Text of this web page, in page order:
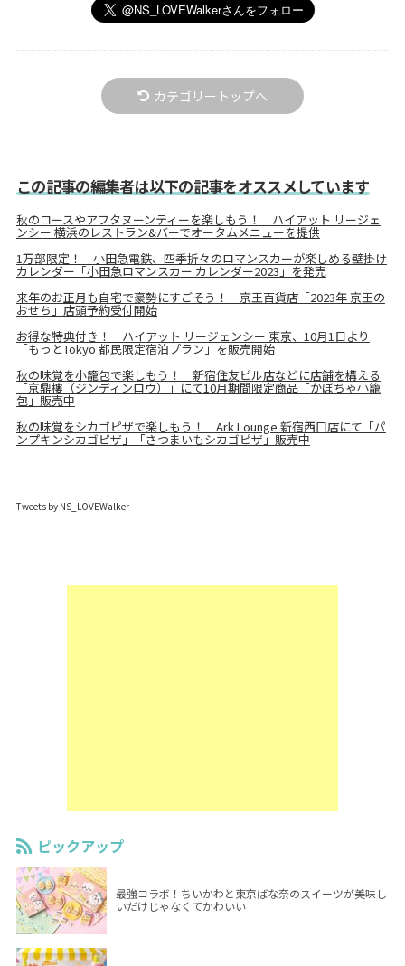
カテゴリートップへ
この記事の編集者は以下の記事をオススメしています
秋のコースやアフタヌーンティーを楽しもう！ ハイアット リージェ
ンシー 横浜のレストラン&バーでオータムメニューを提供
1万部限定！ 小田急電鉄、四季折々のロマンスカーが楽しめる壁掛け
カレンダー「小田急ロマンスカー カレンダー2023」を発売
来年のお正月も自宅で豪勢にすごそう！ 京王百貨店「2023年 京王の
おせち」店頭予約受付開始
お得な特典付き！ ハイアット リージェンシー 東京、10月1日より
「もっとTokyo 都民限定宿泊プラン」を販売開始
秋の味覚を小籠包で楽しもう！ 新宿住友ビル店などに店舗を構える
「京鼎樓（ジンディンロウ）」にて10月期間限定商品「かぼちゃ小籠
包」販売中
秋の味覚をシカゴピザで楽しもう！ Ark Lounge 新宿西口店にて「パ
ンプキンシカゴピザ」「さつまいもシカゴピザ」販売中
Tweets by NS_LOVEWalker
ピックアップ
最強コラボ！ちいかわと東京ばな奈のスイーツが美味し
いだけじゃなくてかわいい